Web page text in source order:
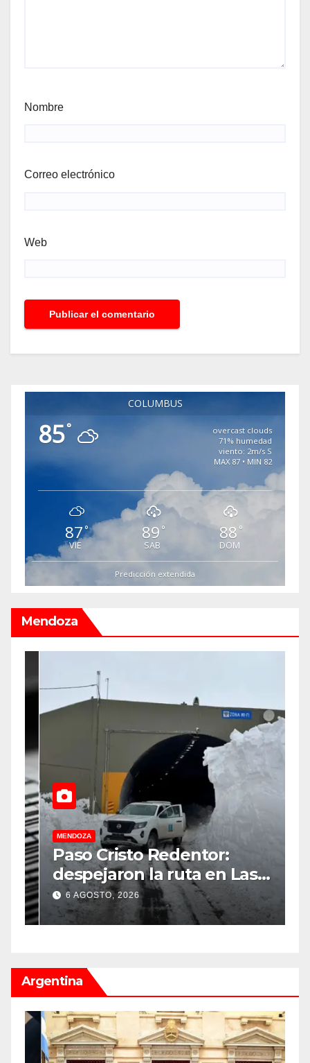
Nombre
Correo electrónico
Web
COLUMBUS
85°
overcast clouds
71% humedad
viento: 2m/s S
MAX 87 • MIN 82
87°
VIE
89 °
SAB
88 °
DOM
Predicción extendida
Mendoza
MENDOZA
Paso Cristo Redentor:
despejaron la ruta en Las
Cuevas antes de otro
temporal con unos 1.500
6 AGOSTO, 2026
Argentina